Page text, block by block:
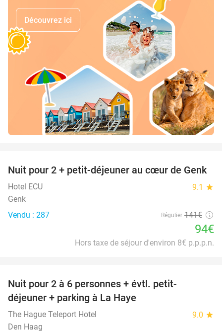
Découvrez ici
33%
Nuit pour 2 + petit-déjeuner au cœur de Genk
Hotel ECU 9.1 star
Genk
Vendu : 287
Régulier 141€
94€
Hors taxe de séjour d'environ 8€ p.p.p.n.
Nuit pour 2 à 6 personnes + évtl. petit-
déjeuner + parking à La Haye
The Hague Teleport Hotel 9.0 star
Den Haag